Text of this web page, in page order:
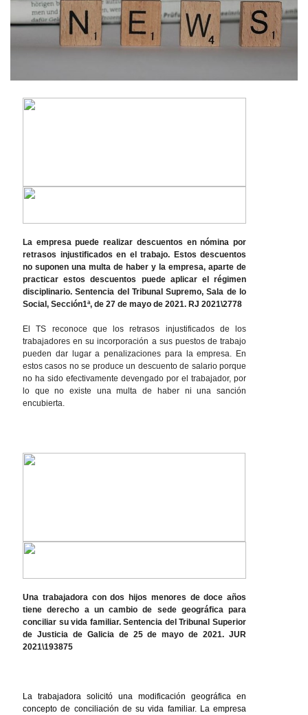
La empresa puede realizar descuentos en nómina por
retrasos injustificados en el trabajo. Estos descuentos
no suponen una multa de haber y la empresa, aparte de
practicar estos descuentos puede aplicar el régimen
disciplinario. Sentencia del Tribunal Supremo, Sala de lo
Social, Sección1ª, de 27 de mayo de 2021. RJ 2021\2778
El TS reconoce que los retrasos injustificados de los
trabajadores en su incorporación a sus puestos de trabajo
pueden dar lugar a penalizaciones para la empresa. En
estos casos no se produce un descuento de salario porque
no ha sido efectivamente devengado por el trabajador, por
lo que no existe una multa de haber ni una sanción
encubierta.
Una trabajadora con dos hijos menores de doce años
tiene derecho a un cambio de sede geográfica para
conciliar su vida familiar. Sentencia del Tribunal Superior
de Justicia de Galicia de 25 de mayo de 2021. JUR
2021\193875
La trabajadora solicitó una modificación geográfica en
concepto de conciliación de su vida familiar. La empresa